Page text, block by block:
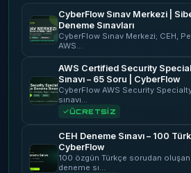
CyberFlow Sınav Merkezi |
Deneme Sınavları
CyberFlow Sınav Merkezi; CEH,
AWS…
AWS Certified Security
Sınavı – 65 Soru | CyberFlow
CyberFlow AWS Security
sınavı…
ÜCRETSİZ
CEH Deneme Sınavı – 100
CyberFlow
100 özgün Türkçe sorudan
deneme sı…